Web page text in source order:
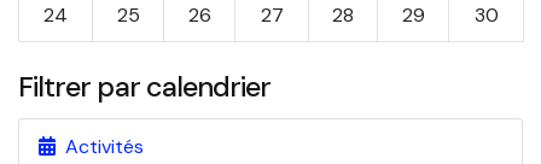
24 25 26 27 28 29 30
Filtrer par calendrier
Activités